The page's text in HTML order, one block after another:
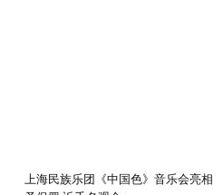
上海民族乐团《中国色》音乐会亮相